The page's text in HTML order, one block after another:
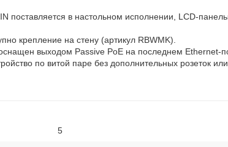
поставляется в настольном исполнении, LCD-
крепление на стену (артикул RBWMK).
выходом Passive PoE на последнем Ethernet-
по витой паре без дополнительных розеток
5